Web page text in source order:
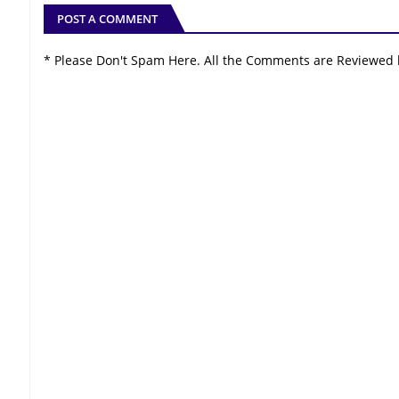
POST A COMMENT
* Please Don't Spam Here. All the Comments are Reviewed